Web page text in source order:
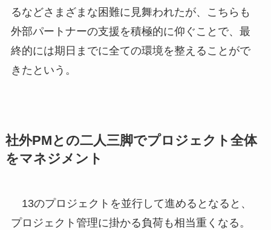
るなどさまざまな困難に見舞われたが、こちらも
外部パートナーの支援を積極的に仰ぐことで、最
終的には期日までに全ての環境を整えることがで
きたという。
社外PMとの二人三脚でプロジェクト全体
をマネジメント
13のプロジェクトを並行して進めるとなると、
プロジェクト管理に掛かる負荷も相当重くなる。